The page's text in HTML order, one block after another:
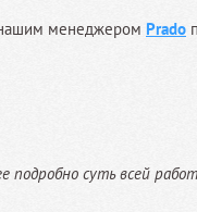
менеджером Prado
подробно суть всей